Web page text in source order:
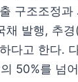
구조조정과
채 발행, 추
다고 한다.
50%를 넘